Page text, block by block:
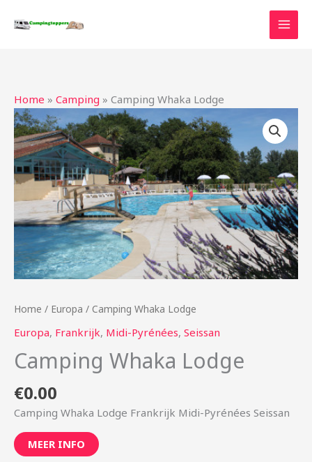
naar
Home » Camping » Camping Whaka Lodge
Home / Europa / Camping Whaka Lodge
Europa, Frankrijk, Midi-Pyrénées, Seissan
Camping Whaka Lodge
€0.00
Camping Whaka Lodge Frankrijk Midi-Pyrénées Seissan
MEER INFO